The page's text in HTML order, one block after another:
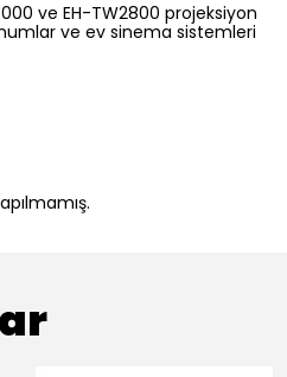
ve EH-TW2800 projeksiyon
ve ev sinema sistemleri